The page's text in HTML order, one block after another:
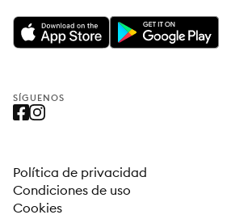
SÍGUENOS
Política de privacidad
Condiciones de uso
Cookies